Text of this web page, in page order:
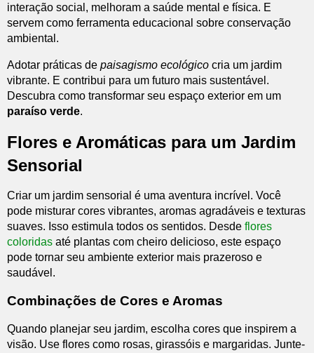
interação social, melhoram a saúde mental e física. E
servem como ferramenta educacional sobre conservação
ambiental.
Adotar práticas de paisagismo ecológico cria um jardim
vibrante. E contribui para um futuro mais sustentável.
Descubra como transformar seu espaço exterior em um
paraíso verde.
Flores e Aromáticas para um Jardim
Sensorial
Criar um jardim sensorial é uma aventura incrível. Você
pode misturar cores vibrantes, aromas agradáveis e texturas
suaves. Isso estimula todos os sentidos. Desde flores
coloridas até plantas com cheiro delicioso, este espaço
pode tornar seu ambiente exterior mais prazeroso e
saudável.
Combinações de Cores e Aromas
Quando planejar seu jardim, escolha cores que inspirem a
visão. Use flores como rosas, girassóis e margaridas. Junte-